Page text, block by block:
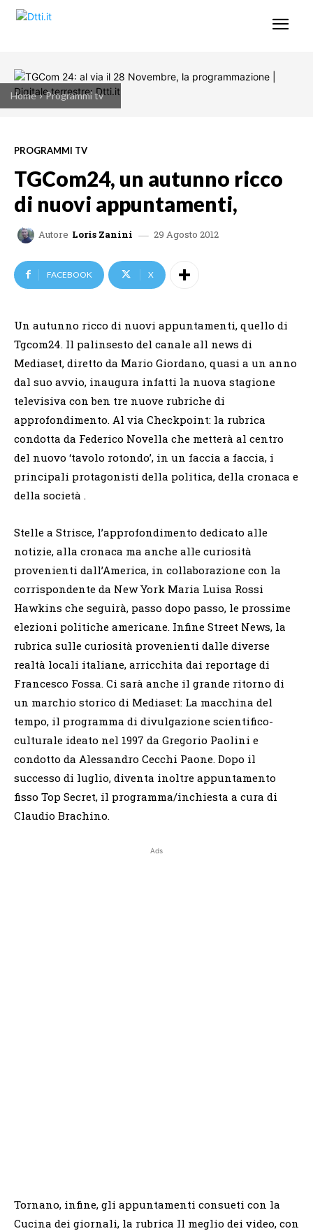
Home Programmi tv
PROGRAMMI TV
TGCom24, un autunno ricco
di nuovi appuntamenti,
Autore Loris Zanini 29 Agosto 2012
FACEBOOK X
Un autunno ricco di nuovi appuntamenti, quello di
Tgcom24. Il palinsesto del canale all news di
Mediaset, diretto da Mario Giordano, quasi a un anno
dal suo avvio, inaugura infatti la nuova stagione
televisiva con ben tre nuove rubriche di
approfondimento. Al via Checkpoint: la rubrica
condotta da Federico Novella che metterà al centro
del nuovo ‘tavolo rotondo’, in un faccia a faccia, i
principali protagonisti della politica, della cronaca e
della società .
Stelle a Strisce, l’approfondimento dedicato alle
notizie, alla cronaca ma anche alle curiosità
provenienti dall’America, in collaborazione con la
corrispondente da New York Maria Luisa Rossi
Hawkins che seguirà, passo dopo passo, le prossime
elezioni politiche americane. Infine Street News, la
rubrica sulle curiosità provenienti dalle diverse
realtà locali italiane, arricchita dai reportage di
Francesco Fossa. Ci sarà anche il grande ritorno di
un marchio storico di Mediaset: La macchina del
tempo, il programma di divulgazione scientifico-
culturale ideato nel 1997 da Gregorio Paolini e
condotto da Alessandro Cecchi Paone. Dopo il
successo di luglio, diventa inoltre appuntamento
fisso Top Secret, il programma/inchiesta a cura di
Claudio Brachino.
Ads
Tornano, infine, gli appuntamenti consueti con la
Cucina dei giornali, la rubrica Il meglio dei video, con